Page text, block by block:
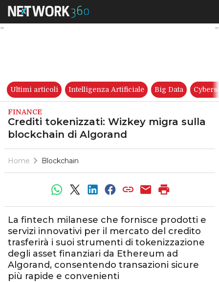
Crediti tokenizzati: Wizkey
Ultimi articoli Intelligenza Artificiale Big Data
FINANCE
Crediti tokenizzati: Wizkey migra sulla
blockchain di Algorand
Home Blockchain
La fintech milanese che fornisce prodotti e
servizi innovativi per il mercato del credito
trasferirà i suoi strumenti di tokenizzazione
degli asset finanziari da Ethereum ad
Algorand, consentendo transazioni sicure
più rapide e convenienti